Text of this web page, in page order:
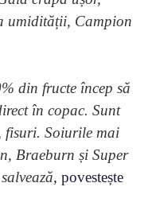
umidității, Campion
din fructe încep să
în copac. Sunt
fisuri. Soiurile mai
Braeburn și Super
, povestește